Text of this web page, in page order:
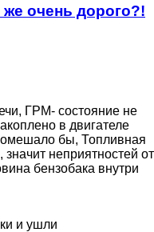
очень дорого?!
ГРМ- состояние не
в двигателе
бы, Топливная
неприятностей от
бензобака внутри
и ушли